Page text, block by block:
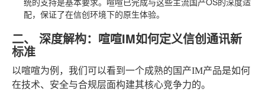
配，保证了在信创环境下的原生体验。
二、 深度解构：喧喧IM如何定义信创通讯新
标准
以喧喧为例，我们可以看到一个成熟的国产IM产品是如何
在技术、安全与合规层面构建其核心竞争力的。